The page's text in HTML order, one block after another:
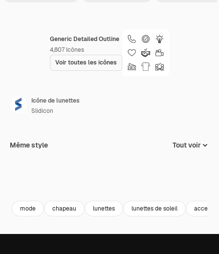
Generic Detailed Outline
4,807 Icônes
Voir toutes les icônes
Icône de lunettes
Slidicon
Même style Tout voir
mode chapeau lunettes lunettes de soleil